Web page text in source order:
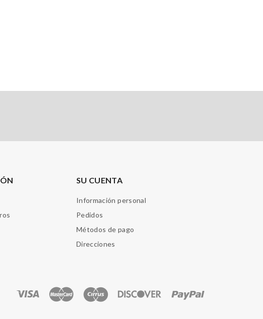
SU CUENTA
Información personal
Pedidos
Métodos de pago
Direcciones